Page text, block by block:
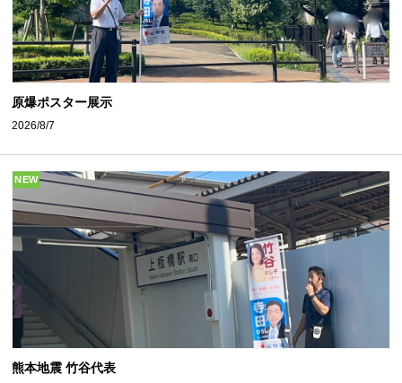
原爆ポスター展示
2026/8/7
NEW
熊本地震 竹谷代表